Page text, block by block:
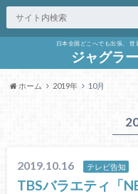
日本全国どこへでも出張。 世
ジャグラ
ホーム 2019年 10月
2019.10.16 テレビ告知
TBSバラエティ「